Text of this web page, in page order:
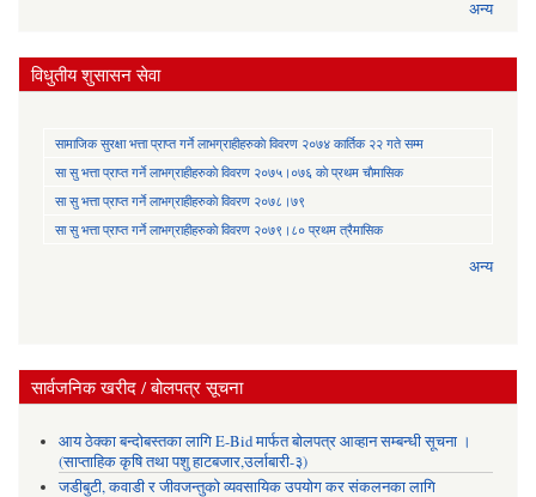
अन्य
विधुतीय शुसासन सेवा
सामाजिक सुरक्षा भत्ता प्राप्त गर्ने लाभग्राहीहरुकाे विवरण २०७४ कार्तिक २२ गते सम्म
सा‍ सु भत्ता प्राप्त गर्ने लाभग्राहीहरुकाे विवरण २०७५।०७६ काे प्रथम चाैमासिक
सा‍ सु भत्ता प्राप्त गर्ने लाभग्राहीहरुकाे विवरण २०७८।७९
सा‍ सु भत्ता प्राप्त गर्ने लाभग्राहीहरुकाे विवरण २०७९।८० प्रथम त्रैमासिक
अन्य
सार्वजनिक खरीद / बोलपत्र सूचना
आय ठेक्का बन्दोबस्तका लागि E-Bid मार्फत बोलपत्र आव्हान सम्बन्धी सूचना ।
(साप्ताहिक कृषि तथा पशु हाटबजार,उर्लाबारी-३)
जडीबुटी, कवाडी र जीवजन्तुको व्यवसायिक उपयोग कर संकलनका लागि